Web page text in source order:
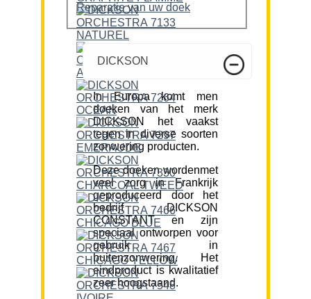
Reparatie van uw doek
DICKSON
In Europa komt men
doeken van het merk
DICKSON het vaakst
tegen in diverse soorten
zonwering producten.
Deze doeken wordenmet
veel zorg in Frankrijk
geproduceerd door het
bedrijf DICKSON
CONSTANT en zijn
speciaal ontworpen voor
gebruik in
buitenzonwering. Het
eindproduct is kwalitatief
zeer hoogstaand.